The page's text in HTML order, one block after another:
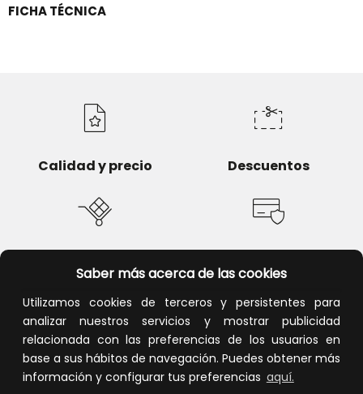
Saber más acerca de las cookies
Utilizamos cookies de terceros y persistentes para
analizar nuestros servicios y mostrar publicidad
relacionada con las preferencias de los usuarios en
base a sus hábitos de navegación. Puedes obtener más
información y configurar tus preferencias aquí.
FICHA TÉCNICA
Calidad y precio Descuentos
Atención al cliente